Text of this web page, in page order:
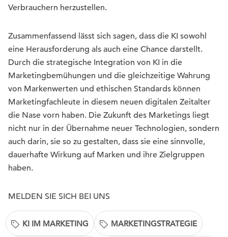
Verbrauchern herzustellen.
Zusammenfassend lässt sich sagen, dass die KI sowohl
eine Herausforderung als auch eine Chance darstellt.
Durch die strategische Integration von KI in die
Marketingbemühungen und die gleichzeitige Wahrung
von Markenwerten und ethischen Standards können
Marketingfachleute in diesem neuen digitalen Zeitalter
die Nase vorn haben. Die Zukunft des Marketings liegt
nicht nur in der Übernahme neuer Technologien, sondern
auch darin, sie so zu gestalten, dass sie eine sinnvolle,
dauerhafte Wirkung auf Marken und ihre Zielgruppen
haben.
MELDEN SIE SICH BEI UNS
KI IM MARKETING MARKETINGSTRATEGIE